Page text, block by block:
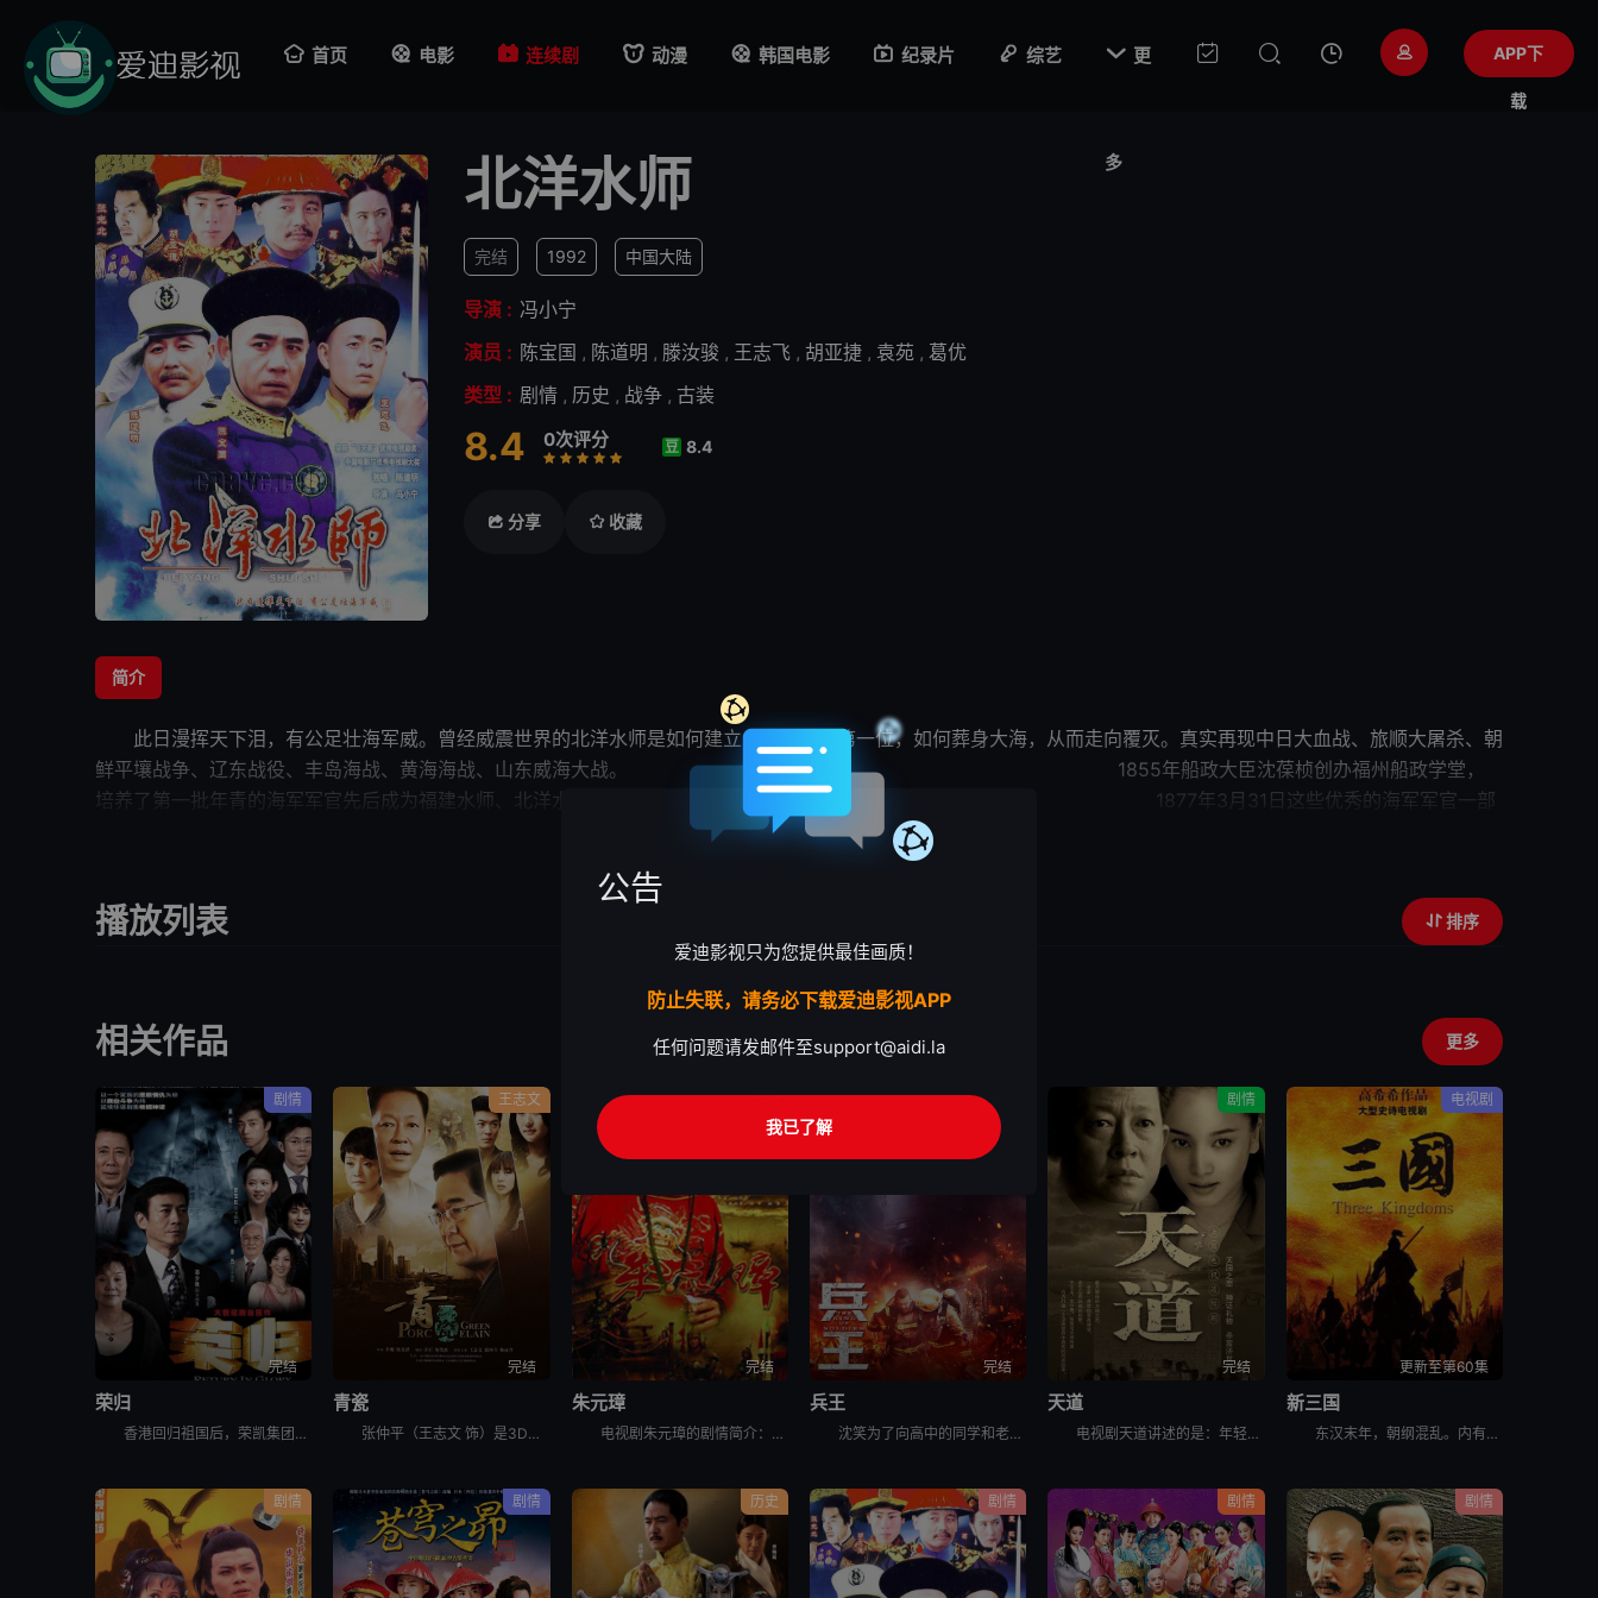
首页 电影 连续剧 动漫 韩国电影 纪录片 综艺  更
多
APP下
载
北洋水师
完结 1992 中国大陆
导演 : 冯小宁
演员 : 陈宝国 , 陈道明 , 滕汝骏 , 王志飞 , 胡亚捷 , 袁苑 , 葛优
类型 : 剧情 , 历史 , 战争 , 古装
8.4 0次评分
很差较差还行推荐
力荐
豆 8.4
分享 收藏
简介
此日漫挥天下泪，有公足壮海军威。曾经威震世界的北洋水师是如何建立，成为亚洲第一位，如何葬身大海，从而走向覆灭。真实再现中日大血战、旅顺大屠杀、朝
鲜平壤战争、辽东战役、丰岛海战、 黄海海战、山东威海大战。 1855年船政大臣沈葆桢创办福州船政学堂，
培养了第一批年青的海军军官先后成为福建水师、 北洋水师
指挥官。 1877年3月31日这些优秀的海军军官一部
的厚望重托。而明治维新后的日本抓紧购买和制造军舰加速发展海军派遣的军官也在英国留学，成为
1874年日本借口硫球渔民被杀炮击台湾并派兵登陆。 1884年8月23日13点50分马江海战爆发；1888年威震世
界的北洋海军正式成立，拥有大型铁甲舰两艘、巡洋舰八艘、炮舰六艘、鱼雷艇十六艘、练习舰五艘……合计56艘，官兵4000多人。
1894年中日朝鲜战争爆发，7...
 展开
播放列表 排序
相关作品 更多
剧情
完结
荣归
香港回归祖国后，荣凯集团总裁李国凯（郑少秋 饰）得以和在北京的胞兄李国荣（焦晃 饰）团聚。由于之前一直生活在不同的社会制度下，世界观、人生观不同，哥俩不久产生了摩擦。亚洲金融危机暴发后，李国凯的事
王志文
完结
青瓷
张仲平（王志文 饰）是3D拍卖公司老总，他派外甥徐艺（杜江 饰）带50万现金找胜利大厦开发商左达（汪俊 饰），以换取该大厦拍卖推荐函，嗜赌成性的左达与徐艺赌输赢，最终以自己跳楼自杀收场，而省下50
传记
完结
朱元璋
电视剧朱元璋的剧情简介：元朝末年，天下大乱。朱元璋自幼父母双亡，沦为乞丐，后又遁入空门。他走投无路，参加了义军，从此南征北战，一步步走上了中国历史的舞台。朱元璋心思缜密，把徐达、汤和等一批将才笼络
剧情
完结
兵王
沈笑为了向高中的同学和老师证明这个世界上除了上大学外，还有更多证明自己价值的机会和岗位，报名参了军，成为了北港市消防部队的一名消防战士。在部队里，沈笑是一个训练成绩和调皮捣蛋同时冒尖的“刺头兵”，
剧情
完结
天道
电视剧天道讲述的是：年轻的女警官芮小丹（左小青 饰）通过朋友结识了商界怪才丁元英（王志文 饰），并受托在古城照料丁元英的生活。丁元英异于常人的性格和让人瞠目结舌的才华深深吸引着芮小丹。借由对音乐的
电视剧
更新至第60集
新三国
东汉末年，朝纲混乱。内有董卓（吕晓禾 饰）巨奸权倾朝野，专横跋扈；外有黄巾军起义，撼动社稷。时有曹操（陈建斌 饰）韬光养晦，欲为国除害。逃出京城后，曹操与各地诸侯袁绍、刘备（于和伟 饰）、孙坚等二
剧情 剧情 历史 剧情 剧情 剧情
公告
爱迪影视只为您提供最佳画质！
防止失联，请务必下载爱迪影视APP
任何问题请发邮件至support@aidi.la
我已了解